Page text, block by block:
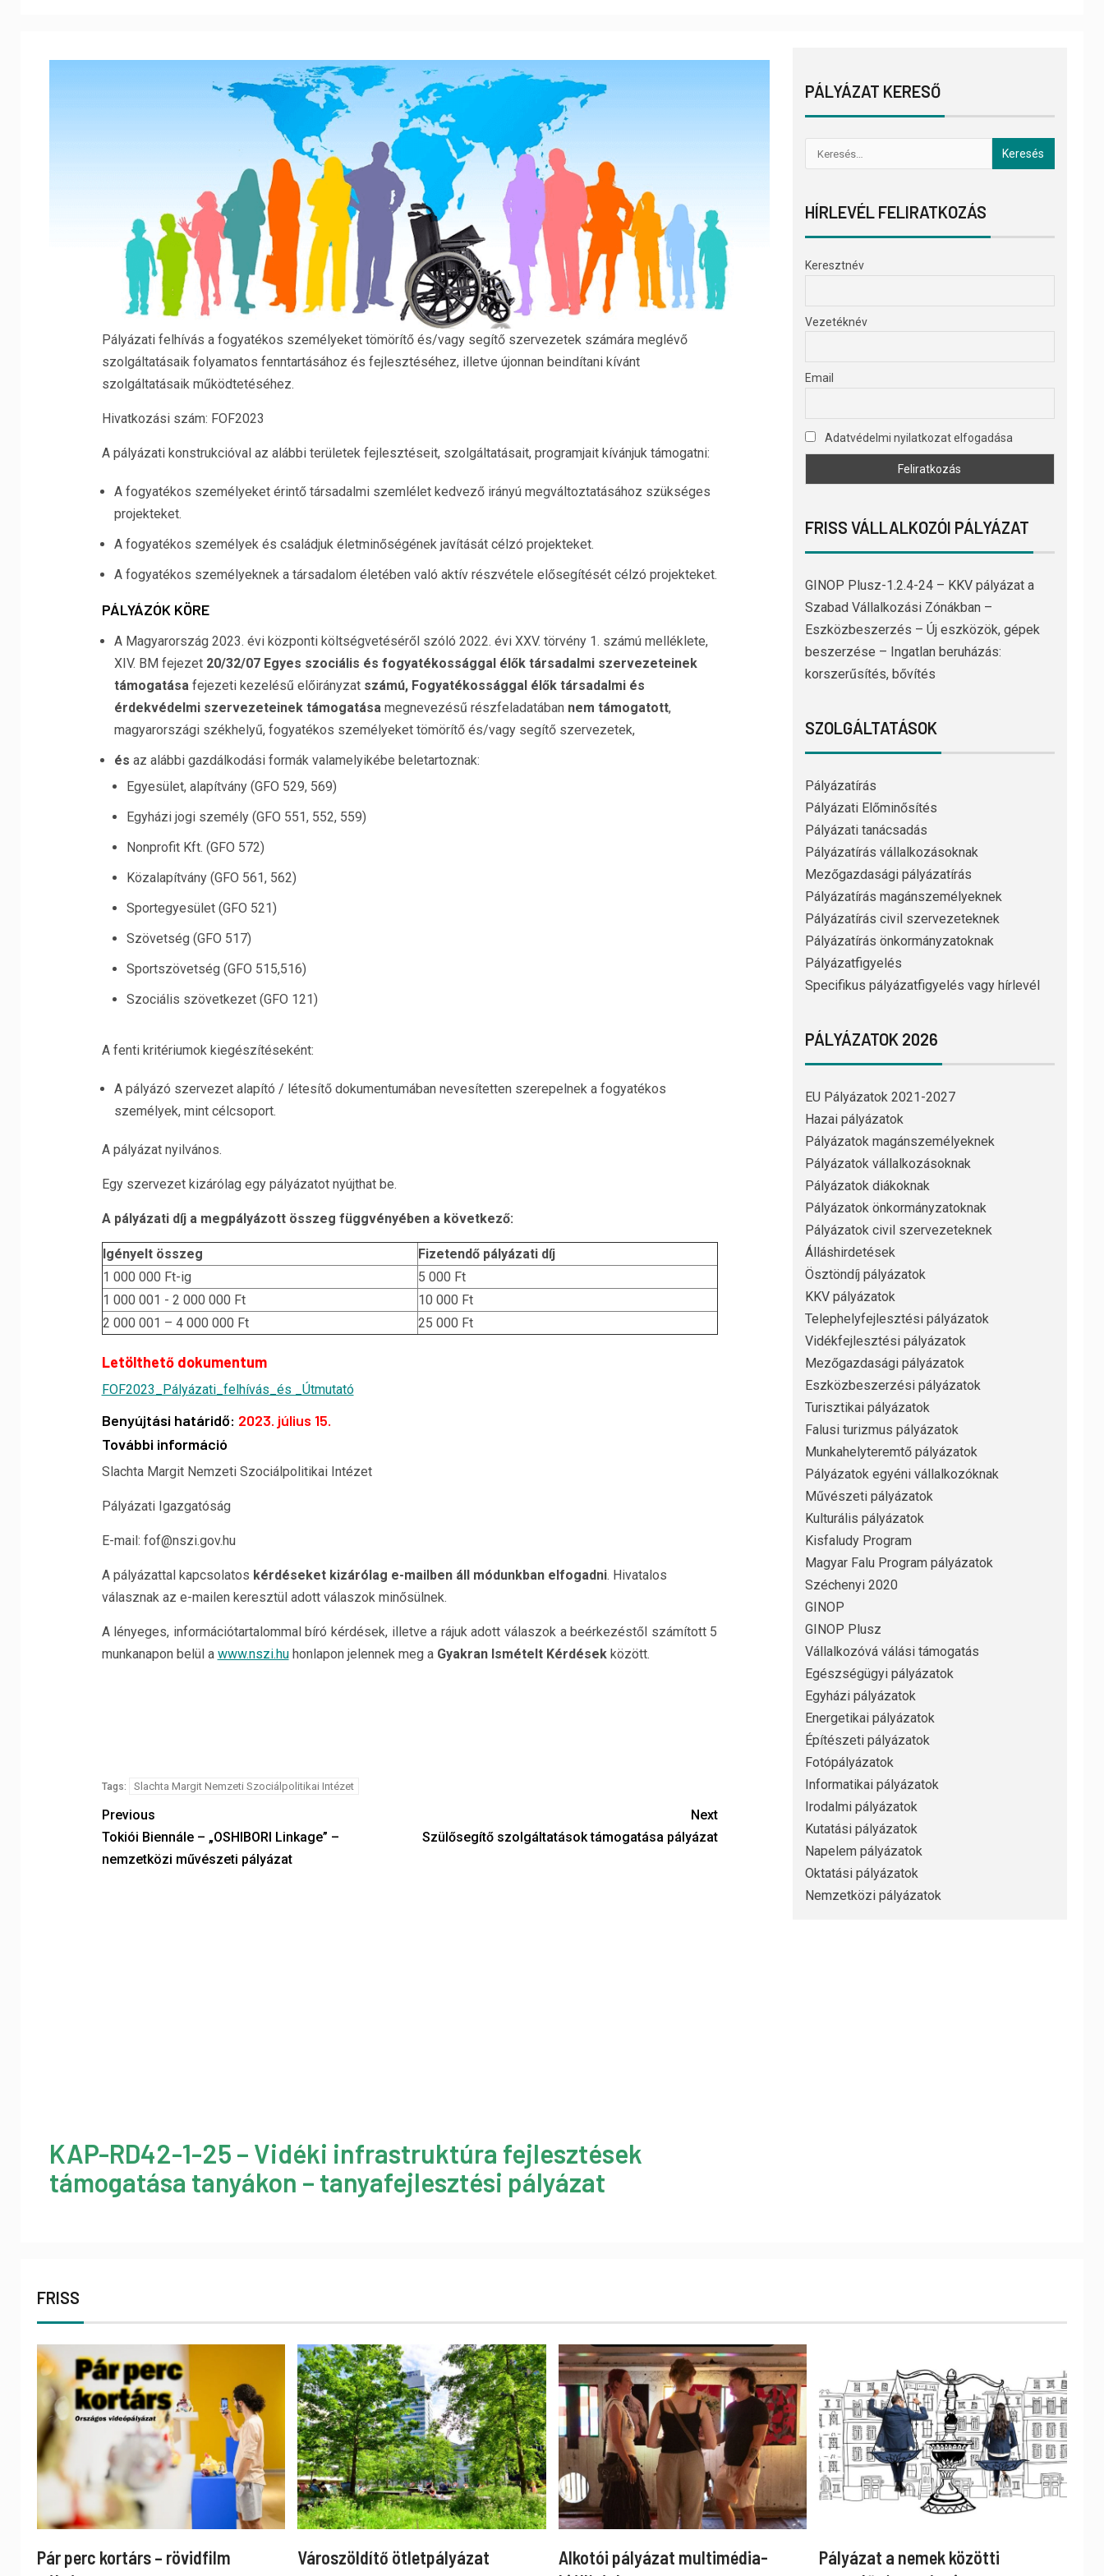
Pályázati felhívás a fogyatékos személyeket tömörítő és/vagy segítő szervezetek számára meglévő
szolgáltatásaik folyamatos fenntartásához és fejlesztéséhez, illetve újonnan beindítani kívánt
szolgáltatásaik működtetéséhez.
Hivatkozási szám: FOF2023
A pályázati konstrukcióval az alábbi területek fejlesztéseit, szolgáltatásait, programjait kívánjuk támogatni:
A fogyatékos személyeket érintő társadalmi szemlélet kedvező irányú megváltoztatásához szükséges
projekteket.
A fogyatékos személyek és családjuk életminőségének javítását célzó projekteket.
A fogyatékos személyeknek a társadalom életében való aktív részvétele elősegítését célzó projekteket.
PÁLYÁZÓK KÖRE
A Magyarország 2023. évi központi költségvetéséről szóló 2022. évi XXV. törvény 1. számú melléklete,
XIV. BM fejezet 20/32/07 Egyes szociális és fogyatékossággal élők társadalmi szervezeteinek
támogatásafejezeti kezelésű előirányzat számú, Fogyatékossággal élők társadalmi és
érdekvédelmi szervezeteinek támogatásamegnevezésű részfeladatában nem támogatott,
magyarországi székhelyű, fogyatékos személyeket tömörítő és/vagy segítő szervezetek,
és az alábbi gazdálkodási formák valamelyikébe beletartoznak:
Egyesület, alapítvány (GFO 529, 569)
Egyházi jogi személy (GFO 551, 552, 559)
Nonprofit Kft. (GFO 572)
Közalapítvány (GFO 561, 562)
Sportegyesület (GFO 521)
Szövetség (GFO 517)
Sportszövetség (GFO 515,516)
Szociális szövetkezet (GFO 121)
A fenti kritériumok kiegészítéseként:
A pályázó szervezet alapító / létesítő dokumentumában nevesítetten szerepelnek a fogyatékos
személyek, mint célcsoport.
A pályázat nyilvános.
Egy szervezet kizárólag egy pályázatot nyújthat be.
A pályázati díj a megpályázott összeg függvényében a következő:
Igényelt összeg
Fizetendő pályázati díj
1 000 000 Ft-ig
5 000 Ft
1 000 001 ­- 2 000 000 Ft
10 000 Ft
2 000 001 – 4 000 000 Ft
25 000 Ft
Letölthető dokumentum
FOF2023_Pályázati_felhívás_és _Útmutató
Benyújtási határidő: 2023. július 15.
További információ
Slachta Margit Nemzeti Szociálpolitikai Intézet
Pályázati Igazgatóság
E-mail: fof@nszi.gov.hu
A pályázattal kapcsolatos kérdéseket kizárólag e-mailben áll módunkban elfogadni. Hivatalos
válasznak az e-mailen keresztül adott válaszok minősülnek.
A lényeges, információtartalommal bíró kérdések, illetve a rájuk adott válaszok a beérkezéstől számított 5
munkanapon belül a www.nszi.huhonlapon jelennek meg a Gyakran Ismételt Kérdésekközött.
Tags: Slachta Margit Nemzeti Szociálpolitikai Intézet
Previous
Tokiói Biennále – „OSHIBORI Linkage” –
nemzetközi művészeti pályázat
Next
Szülősegítő szolgáltatások támogatása pályázat
KAP-RD42-1-25 – Vidéki infrastruktúra fejlesztések
támogatása tanyákon – tanyafejlesztési pályázat
PÁLYÁZAT KERESŐ
HÍRLEVÉL FELIRATKOZÁS
Keresztnév
Vezetéknév
Email
Adatvédelmi nyilatkozat elfogadása
FRISS VÁLLALKOZÓI PÁLYÁZAT
GINOP Plusz-1.2.4-24 – KKV pályázat a
Szabad Vállalkozási Zónákban –
Eszközbeszerzés – Új eszközök, gépek
beszerzése – Ingatlan beruházás:
korszerűsítés, bővítés
SZOLGÁLTATÁSOK
Pályázatírás
Pályázati Előminősítés
Pályázati tanácsadás
Pályázatírás vállalkozásoknak
Mezőgazdasági pályázatírás
Pályázatírás magánszemélyeknek
Pályázatírás civil szervezeteknek
Pályázatírás önkormányzatoknak
Pályázatfigyelés
Specifikus pályázatfigyelés vagy hírlevél
PÁLYÁZATOK 2026
EU Pályázatok 2021-2027
Hazai pályázatok
Pályázatok magánszemélyeknek
Pályázatok vállalkozásoknak
Pályázatok diákoknak
Pályázatok önkormányzatoknak
Pályázatok civil szervezeteknek
Álláshirdetések
Ösztöndíj pályázatok
KKV pályázatok
Telephelyfejlesztési pályázatok
Vidékfejlesztési pályázatok
Mezőgazdasági pályázatok
Eszközbeszerzési pályázatok
Turisztikai pályázatok
Falusi turizmus pályázatok
Munkahelyteremtő pályázatok
Pályázatok egyéni vállalkozóknak
Művészeti pályázatok
Kulturális pályázatok
Kisfaludy Program
Magyar Falu Program pályázatok
Széchenyi 2020
GINOP
GINOP Plusz
Vállalkozóvá válási támogatás
Egészségügyi pályázatok
Egyházi pályázatok
Energetikai pályázatok
Építészeti pályázatok
Fotópályázatok
Informatikai pályázatok
Irodalmi pályázatok
Kutatási pályázatok
Napelem pályázatok
Oktatási pályázatok
Nemzetközi pályázatok
FRISS
Pár perc kortárs – rövidfilm
Városzöldítő ötletpályázat
Alkotói pályázat multimédia-
Pályázat a nemek közötti